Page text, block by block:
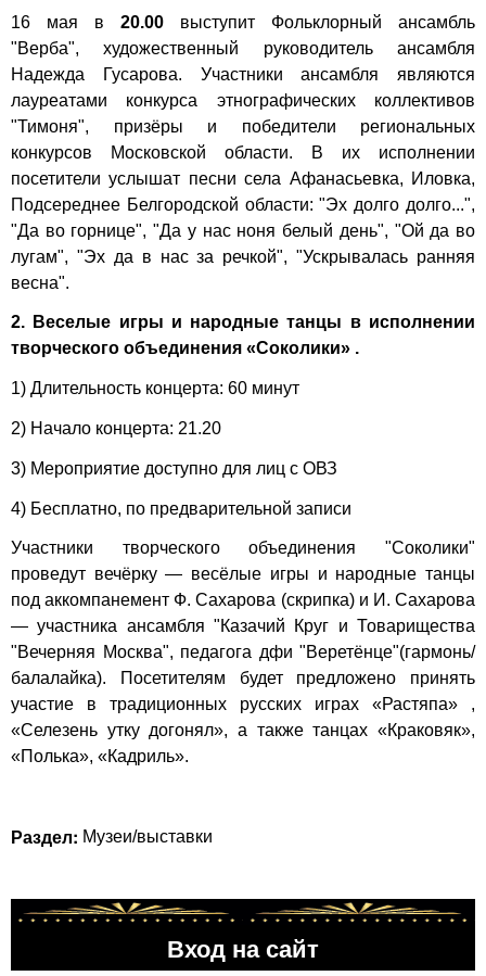
16 мая в 20.00 выступит Фольклорный ансамбль
"Верба", художественный руководитель ансамбля
Надежда Гусарова. Участники ансамбля являются
лауреатами конкурса этнографических коллективов
"Тимоня", призёры и победители региональных
конкурсов Московской области. В их исполнении
посетители услышат песни села Афанасьевка, Иловка,
Подсереднее Белгородской области: "Эх долго долго...",
"Да во горнице", "Да у нас ноня белый день", "Ой да во
лугам", "Эх да в нас за речкой", "Ускрывалась ранняя
весна".
2. Веселые игры и народные танцы в исполнении
творческого объединения «Соколики» .
1) Длительность концерта: 60 минут
2) Начало концерта: 21.20
3) Мероприятие доступно для лиц с ОВЗ
4) Бесплатно, по предварительной записи
Участники творческого объединения "Соколики"
проведут вечёрку — весёлые игры и народные танцы
под аккомпанемент Ф. Сахарова (скрипка) и И. Сахарова
— участника ансамбля "Казачий Круг и Товарищества
"Вечерняя Москва", педагога дфи "Веретёнце"(гармонь/
балалайка). Посетителям будет предложено принять
участие в традиционных русских играх «Растяпа» ,
«Селезень утку догонял», а также танцах «Краковяк»,
«Полька», «Кадриль».
Раздел: Музеи/выставки
Вход на сайт